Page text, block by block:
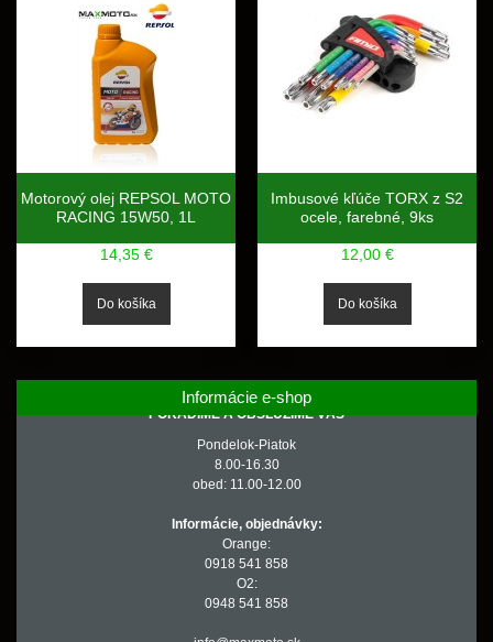
Motorový olej REPSOL MOTO
RACING 15W50, 1L
14,35 €
Imbusové kľúče TORX z S2
ocele, farebné, 9ks
12,00 €
Informácie e-shop
PORADÍME A OBSLÚŽIME VÁS
Pondelok-Piatok
8.00-16.30
obed: 11.00-12.00
Informácie, objednávky:
Orange:
0918 541 858
O2:
0948 541 858